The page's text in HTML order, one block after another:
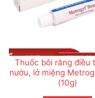
Thuốc bôi răng điều
nướu, lở miệng
(10g)